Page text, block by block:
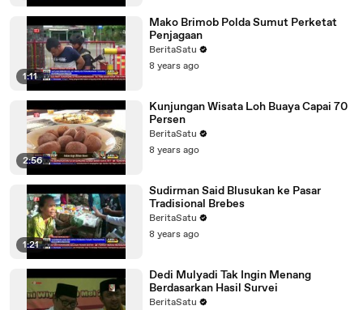
1:11
Mako Brimob Polda Sumut Perketat
Penjagaan
BeritaSatu
8 years ago
2:56
Kunjungan Wisata Loh Buaya Capai 70
Persen
BeritaSatu
8 years ago
1:21
Sudirman Said Blusukan ke Pasar
Tradisional Brebes
BeritaSatu
8 years ago
Dedi Mulyadi Tak Ingin Menang
Berdasarkan Hasil Survei
BeritaSatu